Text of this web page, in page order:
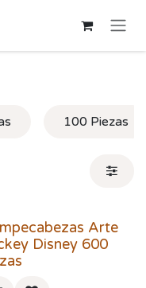
100 Piezas
Arte
Disney 600